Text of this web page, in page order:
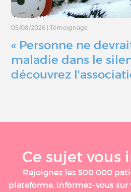
05/08/2026 Témoignage
« Personne ne
maladie dans le
découvrez
Ce sujet vous
Rejoignez les 500 000
plateforme, informez-vous